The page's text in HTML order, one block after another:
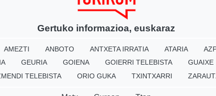
Gertuko informazioa, euskaraz
AMEZTI ANBOTO ANTXETA IRRATIA ATARIA
GEURIA GOIENA GOIERRI TELEBISTA
GUAIXE
TELEBISTA ORIO GUKA TXINTXARRI